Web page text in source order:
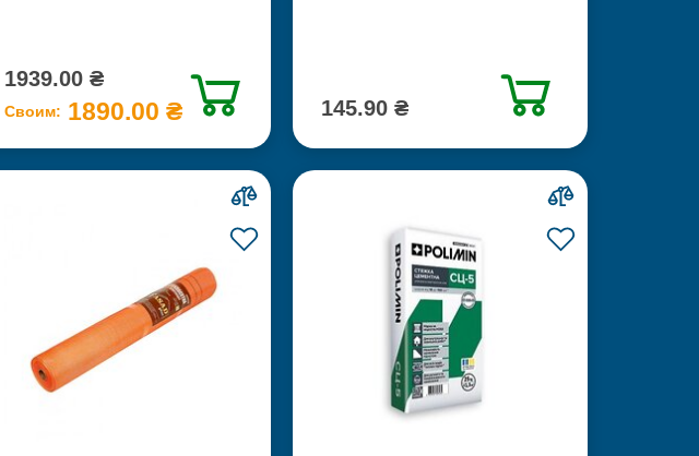
1939.00 ₴
Своим: 1890.00 ₴ 145.90 ₴